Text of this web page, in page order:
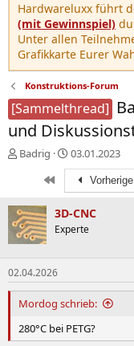
Hardwareluxx führt
(mit Gewinnspiel)
Unter allen
Grafikkarte Eurer
Konstruktions-Forum
[Sammelthread]
und
E
e
l
l
r
Badrig
E
r
t
e
l
m
03.01.2023
Erste Vorherige
3D-CNC
Experte
02.04.2026
Mordog schrieb:
280°C bei PETG?